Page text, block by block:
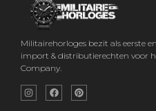
Militairehorloges bezit als eerste
import & distributierechten voor
Company.